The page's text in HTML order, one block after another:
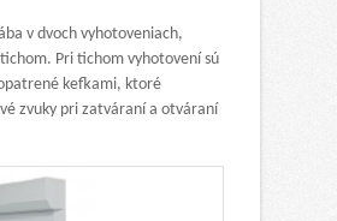
v dvoch vyhotoveniach,
Pri tichom vyhotovení sú
kefkami, ktoré
zvuky pri zatváraní a otváraní